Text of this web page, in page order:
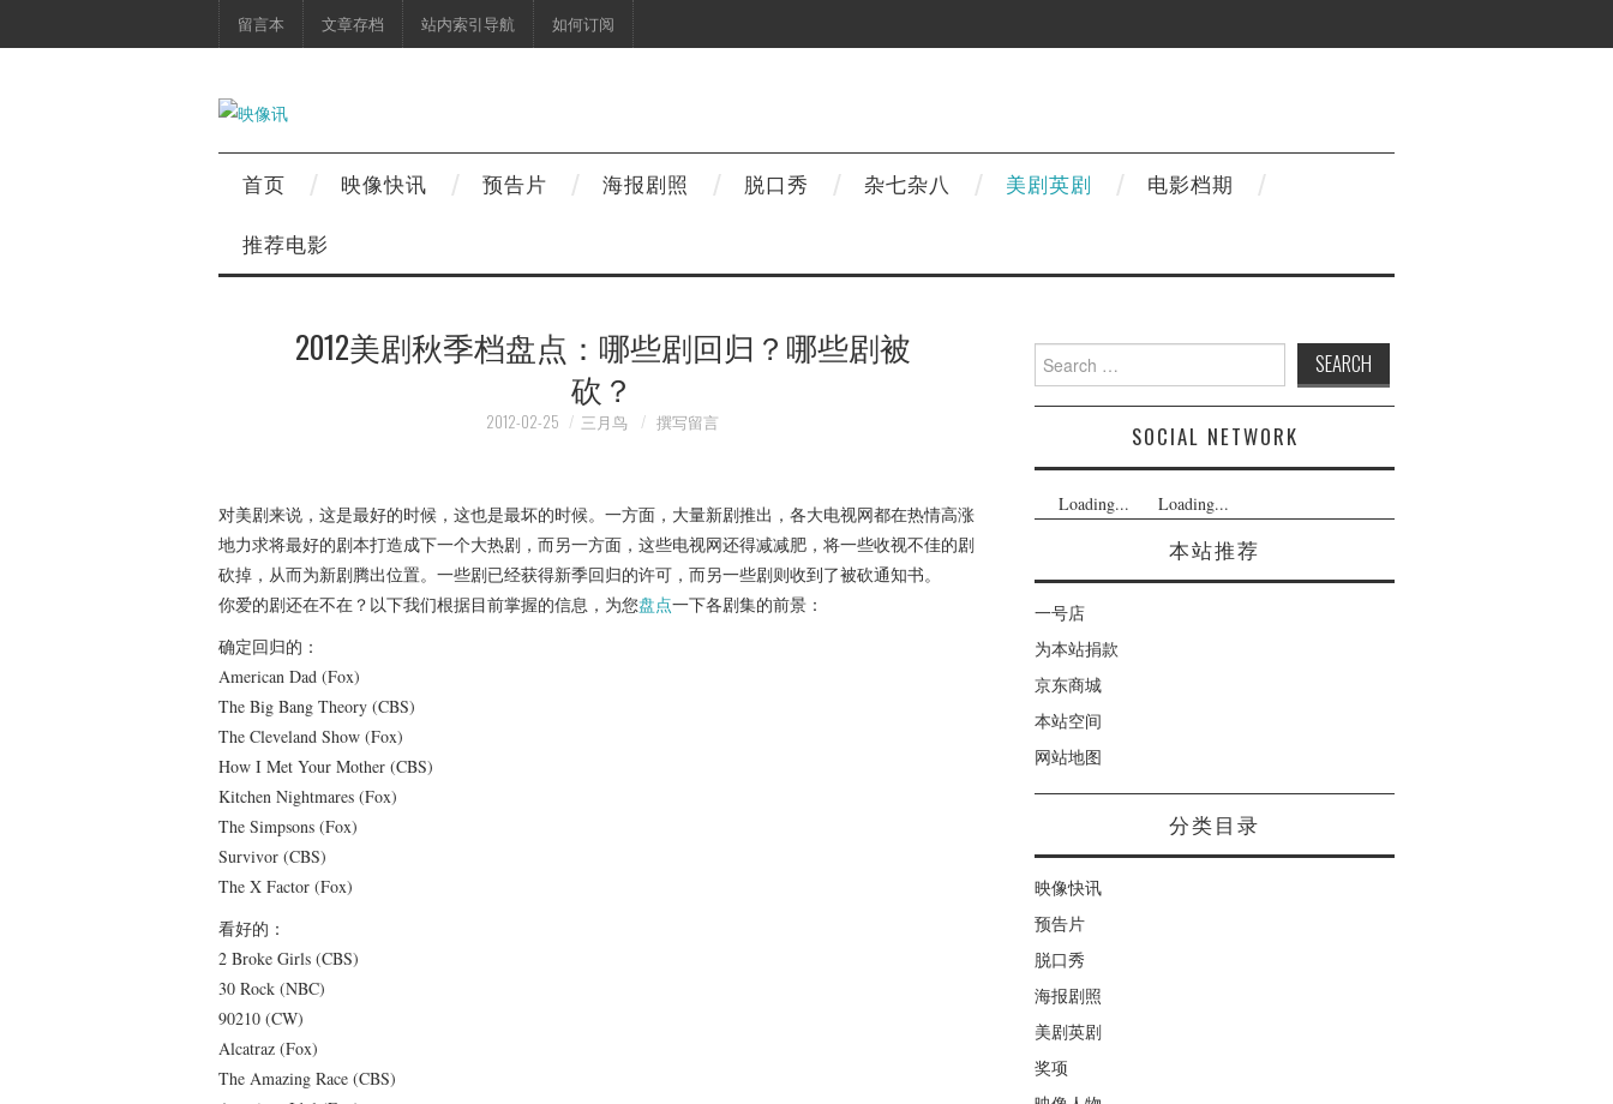
留言本 文章存档 站内索引导航 如何订阅
首页 映像快讯 预告片 海报剧照 脱口秀 杂七杂八 美剧英剧
电影档期
推荐电影
2012美剧秋季档盘点：哪些剧回归？哪些剧被
砍？
2012-02-25 三月鸟 撰写留言
对美剧来说，这是最好的时候，这也是最坏的时候。一方面，大量新剧推出，各大电视网都在热情高涨
地力求将最好的剧本打造成下一个大热剧，而另一方面，这些电视网还得减减肥，将一些收视不佳的剧
砍掉，从而为新剧腾出位置。一些剧已经获得新季回归的许可，而另一些剧则收到了被砍通知书。
你爱的剧还在不在？以下我们根据目前掌握的信息，为您盘点一下各剧集的前景：
确定回归的：
American Dad (Fox)
The Big Bang Theory (CBS)
The Cleveland Show (Fox)
How I Met Your Mother (CBS)
Kitchen Nightmares (Fox)
The Simpsons (Fox)
Survivor (CBS)
The X Factor (Fox)
看好的：
2 Broke Girls (CBS)
30 Rock (NBC)
90210 (CW)
Alcatraz (Fox)
The Amazing Race (CBS)
Search
for:
SOCIAL NETWORK
Loading... Loading...
本站推荐
一号店
为本站捐款
京东商城
本站空间
网站地图
分类目录
映像快讯
预告片
脱口秀
海报剧照
美剧英剧
奖项